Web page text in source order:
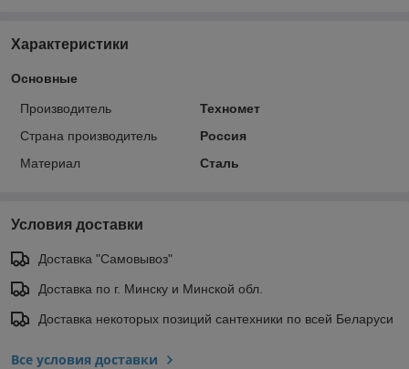
Характеристики
Основные
Производитель
Техномет
Страна производитель
Россия
Материал
Сталь
Условия доставки
Доставка "Самовывоз"
Доставка по г. Минску и Минской обл.
Доставка некоторых позиций сантехники по всей Беларуси
Все условия доставки